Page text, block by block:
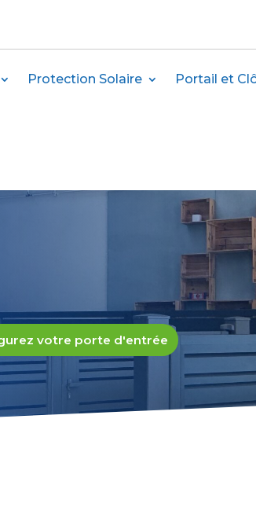
Protection Solaire Portail et
votre porte d'entrée